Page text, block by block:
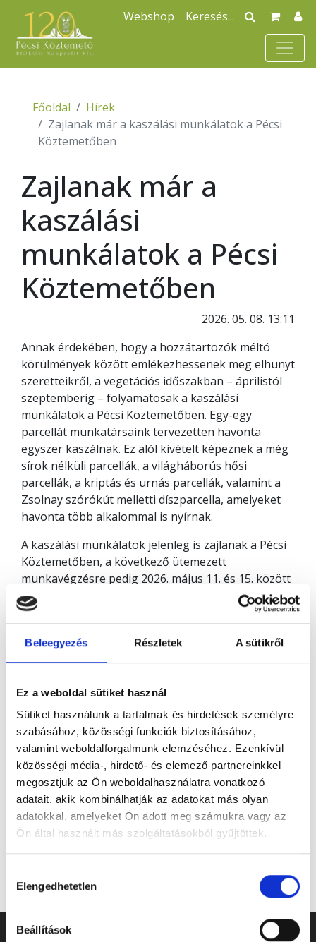
Beleegyezés Részletek A sütikről
Ez a weboldal sütiket használ
Sütiket használunk a tartalmak és hirdetések személyre
szabásához, közösségi funkciók biztosításához,
valamint weboldalforgalmunk elemzéséhez. Ezenkívül
közösségi média-, hirdető- és elemező partnereinkkel
megosztjuk az Ön weboldalhasználatra vonatkozó
adatait, akik kombinálhatják az adatokat más olyan
adatokkal, amelyeket Ön adott meg számukra vagy az
Ön által használt más szolgáltatásokból gyűjtöttek.
kiválasztása
Elengedhetetlen
Beállítások
Webshop
Főoldal
Hírek
Zajlanak már a kaszálási munkálatok a Pécsi
Köztemetőben
Zajlanak már a
kaszálási
munkálatok a Pécsi
Köztemetőben
2026. 05. 08. 13:11
Annak érdekében, hogy a hozzátartozók méltó
körülmények között emlékezhessenek meg elhunyt
szeretteikről, a vegetációs időszakban – áprilistól
szeptemberig – folyamatosak a kaszálási
munkálatok a Pécsi Köztemetőben. Egy-egy
parcellát munkatársaink tervezetten havonta
egyszer kaszálnak. Ez alól kivételt képeznek a még
sírok nélküli parcellák, a világháborús hősi
parcellák, a kriptás és urnás parcellák, valamint a
Zsolnay szórókút melletti díszparcella, amelyeket
havonta több alkalommal is nyírnak.
A kaszálási munkálatok jelenleg is zajlanak a Pécsi
Köztemetőben, a következő ütemezett
munkavégzésre pedig 2026. május 11. és 15. között
kerül sor az alábbi parcellákban:
D, E, Wx, X, Y, Z, II, VII, VIII, IX, X (10-es) parcellák.
Felhívjuk a figyelmet, hogy az előre ütemezett
módosíthatják. Ilyen esetben törekszünk arra, hogy
hamarabb pótoljuk, ezért kérjük a temetőlátogatók
türelmét és megértését.
A kaszálási munkák során kollégáink folyamatosan
takarítják a sírokat, a sírok körüli járdák tisztán
tartásában azonban kérjük a hozzátartozók
segítségét is.